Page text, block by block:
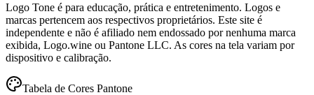
Logo Tone é para educação, prática e entretenimento. Logos e
marcas pertencem aos respectivos proprietários. Este site é
independente e não é afiliado nem endossado por nenhuma marca
exibida, Logo.wine ou Pantone LLC. As cores na tela variam por
dispositivo e calibração.
Tabela de Cores Pantone